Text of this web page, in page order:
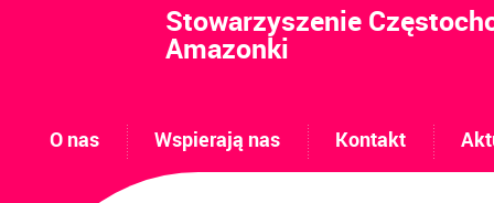
Stowarzyszenie
Amazonki
O nas Wspierają nas Kontakt